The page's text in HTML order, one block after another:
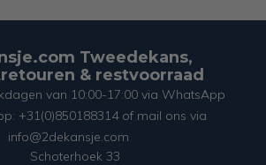
Tweedekans,
& restvoorraad
van 10:00-17:00 via WhatsApp
+31(0)850188314 of mail ons via
info@2dekansje.com
Schoterhoek 33